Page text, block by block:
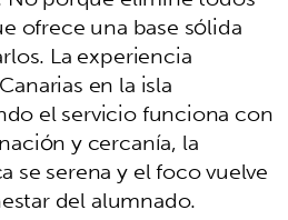
ofrece una base sólida
La experiencia
en la isla
el servicio funciona con
y cercanía, la
se serena y el foco vuelve
del alumnado.